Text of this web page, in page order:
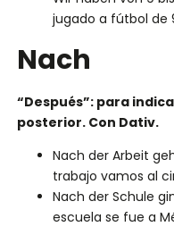
jugado a fútbol de
Nach
“Después”: para
posterior. Con Dativ.
Nach der Arbeit
trabajo vamos al
Nach der Schule
escuela se fue a